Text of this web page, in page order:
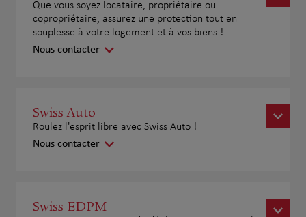
Que vous soyez locataire, propriétaire ou
copropriétaire, assurez une protection tout en
souplesse à votre logement et à vos biens !
Nous contacter
Swiss Auto
Roulez l'esprit libre avec Swiss Auto !
Nous contacter
Swiss EDPM